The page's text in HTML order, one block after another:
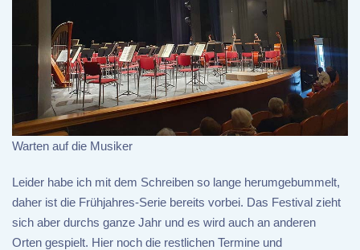
Warten auf die Musiker
Leider habe ich mit dem Schreiben so lange herumgebummelt,
daher ist die Frühjahres-Serie bereits vorbei. Das Festival zieht
sich aber durchs ganze Jahr und es wird auch an anderen
Orten gespielt. Hier noch die restlichen Termine und